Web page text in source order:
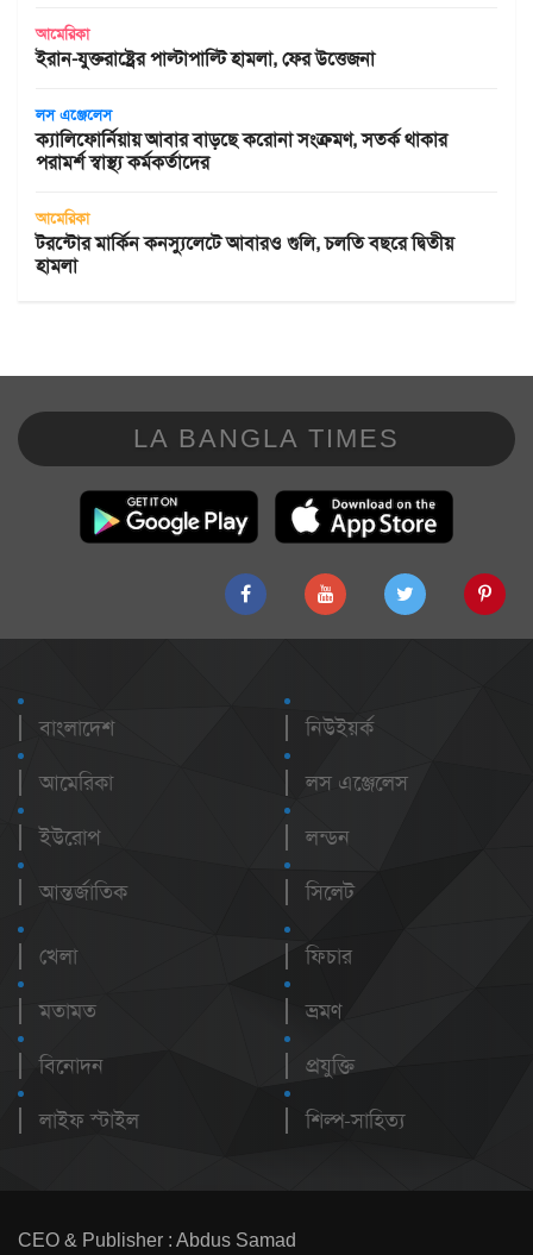
আমেরিকা
ইরান-যুক্তরাষ্ট্রের পাল্টাপাল্টি হামলা, ফের উত্তেজনা
লস এঞ্জেলেস
ক্যালিফোর্নিয়ায় আবার বাড়ছে করোনা সংক্রমণ, সতর্ক থাকার
পরামর্শ স্বাস্থ্য কর্মকর্তাদের
আমেরিকা
টরন্টোর মার্কিন কনস্যুলেটে আবারও গুলি, চলতি বছরে দ্বিতীয়
হামলা
LA BANGLA TIMES
বাংলাদেশ
আমেরিকা
ইউরোপ
আন্তর্জাতিক
নিউইয়র্ক
লস এঞ্জেলেস
লন্ডন
সিলেট
খেলা
মতামত
বিনোদন
লাইফ স্টাইল
ফিচার
ভ্রমণ
প্রযুক্তি
শিল্প-সাহিত্য
CEO & Publisher : Abdus Samad